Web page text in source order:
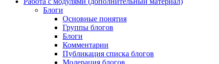
Блоги
Основные понятия
Группы блогов
Блоги
Комментарии
Публикация списка блогов
Модерация блогов